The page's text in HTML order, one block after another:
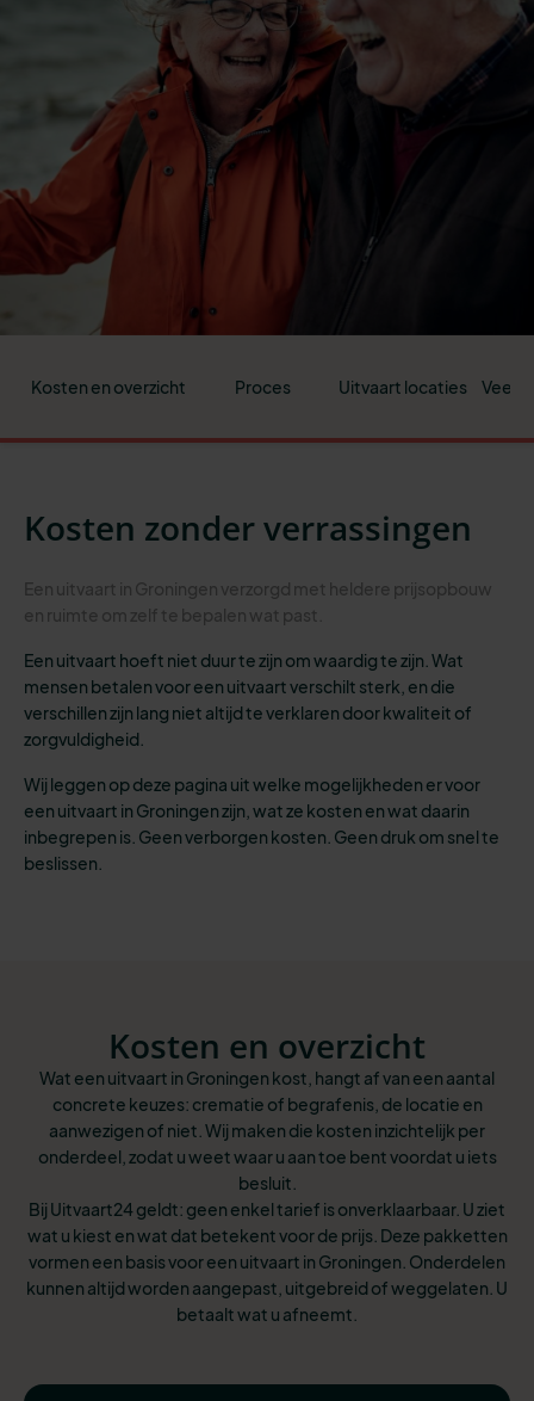
Kosten en overzicht Proces Uitvaart locaties
Kosten zonder verrassingen
Een uitvaart in Groningen verzorgd met heldere prijsopbouw
en ruimte om zelf te bepalen wat past.
Een uitvaart hoeft niet duur te zijn om waardig te zijn. Wat
mensen betalen voor een uitvaart verschilt sterk, en die
verschillen zijn lang niet altijd te verklaren door kwaliteit of
zorgvuldigheid.
Wij leggen op deze pagina uit welke mogelijkheden er voor
een uitvaart in Groningen zijn, wat ze kosten en wat daarin
inbegrepen is. Geen verborgen kosten. Geen druk om snel te
beslissen.
Kosten en overzicht
Wat een uitvaart in Groningen kost, hangt af van een aantal
concrete keuzes: crematie of begrafenis, de locatie en
aanwezigen of niet. Wij maken die kosten inzichtelijk per
onderdeel, zodat u weet waar u aan toe bent voordat u iets
besluit.
Bij Uitvaart24 geldt: geen enkel tarief is onverklaarbaar. U ziet
wat u kiest en wat dat betekent voor de prijs. Deze pakketten
vormen een basis voor een uitvaart in Groningen. Onderdelen
kunnen altijd worden aangepast, uitgebreid of weggelaten. U
betaalt wat u afneemt.